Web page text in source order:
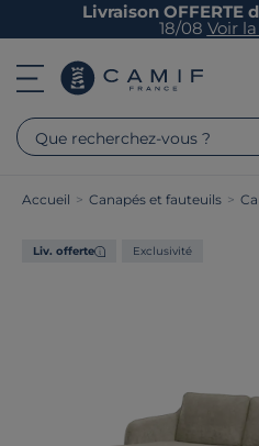
Livraison OFFERTE
18/08 Voir
Que recherchez-vous ?
Accueil > Canapés et fauteuils >
Liv. offerte Exclusivité